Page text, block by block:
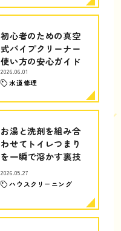
初心者のための真空
式パイプクリーナー
使い方の安心ガイド
2026.06.01
水道修理
お湯と洗剤を組み合
わせてトイレつまり
を一瞬で溶かす裏技
2026.05.27
ハウスクリーニング